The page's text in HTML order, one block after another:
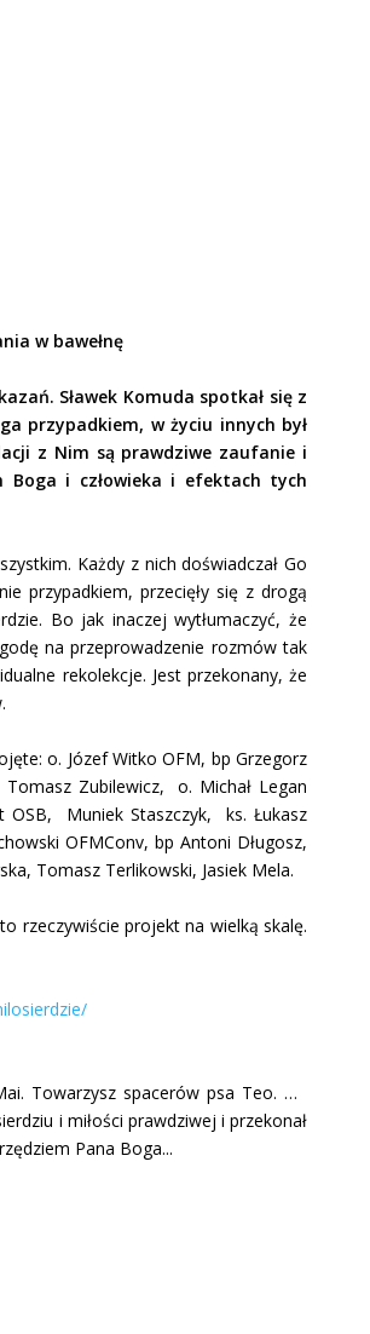
w bawełnę
Sławek Komuda spotkał się z
przypadkiem, w życiu innych był
z Nim są prawdziwe zaufanie i
i człowieka i efektach tych
Każdy z nich doświadczał Go
przypadkiem, przecięły się z drogą
Bo jak inaczej wytłumaczyć, że
na przeprowadzenie rozmów tak
rekolekcje. Jest przekonany, że
o. Józef Witko OFM, bp Grzegorz
Zubilewicz, o. Michał Legan
OSB, Muniek Staszczyk, ks. Łukasz
OFMConv, bp Antoni Długosz,
Tomasz Terlikowski, Jasiek Mela.
rzeczywiście projekt na wielką skalę.
Towarzysz spacerów psa Teo. Na
i miłości prawdziwej i przekonał
Pana Boga...